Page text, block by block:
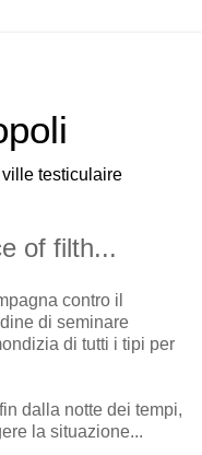
testiculaire
of filth...
contro il
di seminare
di tutti i tipi per
dalla notte dei tempi,
la situazione...